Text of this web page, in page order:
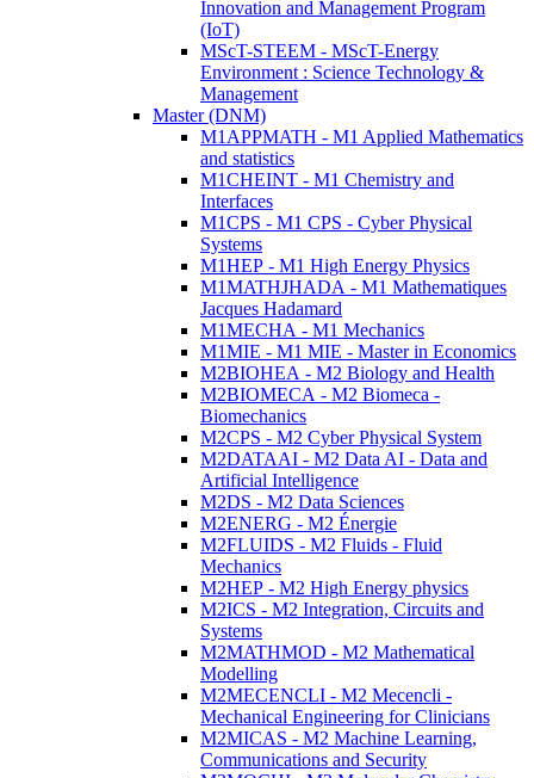
Innovation and Management Program
(IoT)
MScT-STEEM - MScT-Energy
Environment : Science Technology &
Management
Master (DNM)
M1APPMATH - M1 Applied Mathematics
and statistics
M1CHEINT - M1 Chemistry and
Interfaces
M1CPS - M1 CPS - Cyber Physical
Systems
M1HEP - M1 High Energy Physics
M1MATHJHADA - M1 Mathematiques
Jacques Hadamard
M1MECHA - M1 Mechanics
M1MIE - M1 MIE - Master in Economics
M2BIOHEA - M2 Biology and Health
M2BIOMECA - M2 Biomeca -
Biomechanics
M2CPS - M2 Cyber Physical System
M2DATAAI - M2 Data AI - Data and
Artificial Intelligence
M2DS - M2 Data Sciences
M2ENERG - M2 Énergie
M2FLUIDS - M2 Fluids - Fluid
Mechanics
M2HEP - M2 High Energy physics
M2ICS - M2 Integration, Circuits and
Systems
M2MATHMOD - M2 Mathematical
Modelling
M2MECENCLI - M2 Mecencli -
Mechanical Engineering for Clinicians
M2MICAS - M2 Machine Learning,
Communications and Security